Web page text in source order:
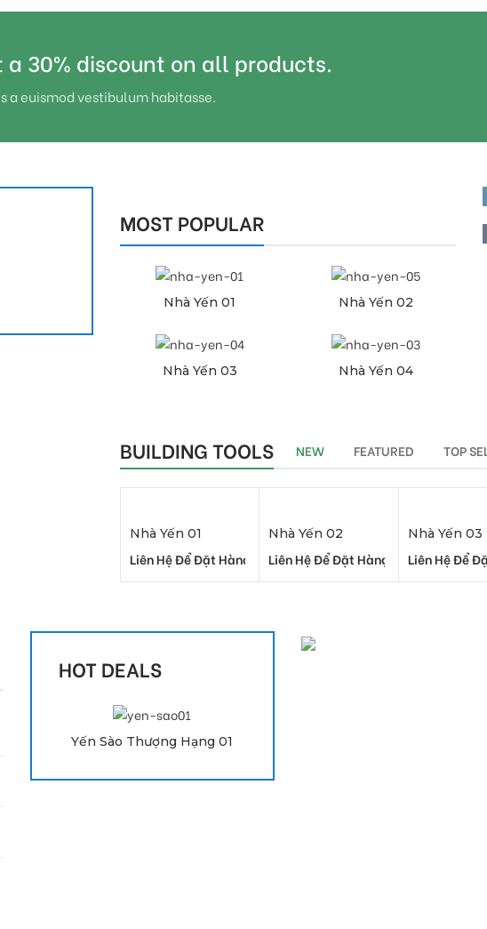
30% discount on all products.
a euismod vestibulum habitasse.
MOST POPULAR
Liên hệ để đặt hàng
Nhà Yến 01 Liên hệ để đặt hàng
Nhà Yến 02
Liên hệ để đặt hàng
Nhà Yến 03 Liên hệ để đặt hàng
Nhà Yến 04
BUILDING TOOLS NEW FEATURED TOP
Nhà Yến 01
Liên Hệ Để Đặt Hàng
Nhà Yến 02
Liên Hệ Để Đặt Hàng
Nhà Yến 03
Liên Hệ Để
HOT DEALS
Liên hệ để đặt hàng
Yến Sào Thượng Hạng 01